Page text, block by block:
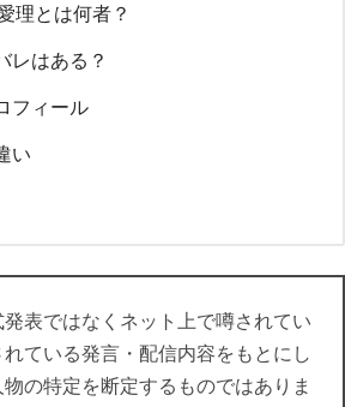
理とは何者？
レはある？
フィール
い
表ではなくネット上で噂されてい
ている発言・配信内容をもとにし
の特定を断定するものではありま